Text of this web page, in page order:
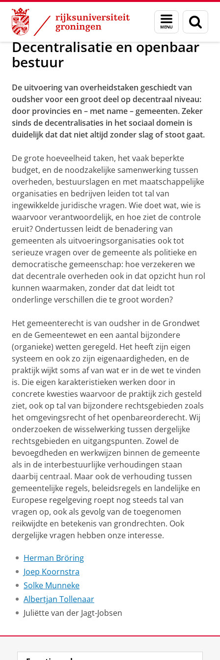
Skip
Content
Skip
Navigation
Menu
en
zoeken
Over ons Onderzoek
Decentralisatie en openbaar
bestuur
De uitvoering van overheidstaken geschiedt van
oudsher voor een groot deel op decentraal niveau:
door provincies en – met name – gemeenten. Zeker
sinds de decentralisaties in het sociaal domein is
duidelijk dat dat niet altijd zonder slag of stoot gaat.
De grote hoeveelheid taken, het vaak beperkte
budget, en de noodzakelijke samenwerking tussen
overheden, bestuurslagen en met maatschappelijke
organisaties en bedrijven leiden tot tal van
ingewikkelde juridische vragen. Wie doet wat, wie is
waarvoor verantwoordelijk, en hoe ziet de controle
eruit? Ondertussen leidt de benadering van
gemeenten als uitvoeringsorganisaties ook tot
serieuze vragen over de gemeente als politieke en
democratische gemeenschap: hoe verzekeren we
dat decentrale overheden ook in dat opzicht hun rol
kunnen waarmaken, zonder dat dat leidt tot
onderlinge verschillen die te groot worden?
Het gemeenterecht is van oudsher in de Grondwet
en de Gemeentewet en een aantal bijzondere
(organieke) wetten geregeld. Het heeft zijn eigen
systeem en ook zo zijn eigenaardigheden, en de
praktijk wijkt soms af van wat er in de wet te vinden
is. Die eigen karakteristieken werken door in
concrete kwesties waarvoor de praktijk zich gesteld
ziet, ook op tal van bijzondere rechtsgebieden zoals
het omgevingsrecht of het openbareorderecht. Wij
onderzoeken de wisselwerking tussen dergelijke
rechtsgebieden en uitgangspunten. Zowel de
bevoegdheden en werkwijzen binnen de gemeente
als in de interbestuurlijke verhoudingen staan
daarbij centraal. Maar ook de verhouding tussen
gemeentelijke regels, beleidsregels en landelijke en
Europese regelgeving roept nog steeds tal van
vragen op, ook als gevolg van de toegenomen
reikwijdte en betekenis van grondrechten. Ook
dergelijke vragen hebben onze interesse.
Herman Bröring
Joep Koornstra
Solke Munneke
Albertjan Tollenaar
Juliëtte van der Jagt-Jobsen